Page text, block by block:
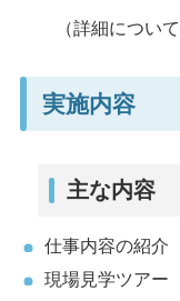
（詳細につい
実施内容
主な内容
仕事内容の紹介
現場見学ツアー